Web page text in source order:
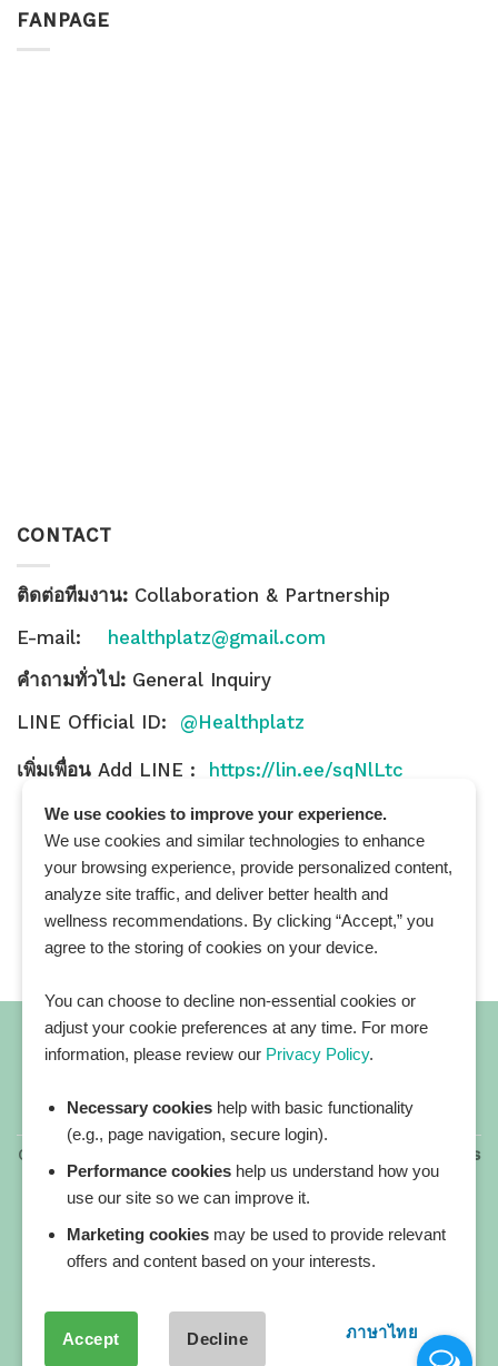
FANPAGE
CONTACT
ติดต่อทีมงาน: Collaboration & Partnership
E-mail: healthplatz@gmail.com
คำถามทั่วไป: General Inquiry
LINE Official ID: @Healthplatz
เพิ่มเพื่อน Add LINE : https://lin.ee/sqNlLtc
All blog posts
Copyright 2026 ©
All rights reserved. HEALTHPLATZ™ is
a registered trademark of Adbrandture Co., Ltd.
Our website services, content, and products are for
informational purposes only. Healthplatz does not
provide medical advice, diagnosis, or treatment.
We use cookies to improve your experience.
We use cookies and similar technologies to enhance
your browsing experience, provide personalized content,
analyze site traffic, and deliver better health and
wellness recommendations. By clicking “Accept,” you
agree to the storing of cookies on your device.
You can choose to decline non-essential cookies or
adjust your cookie preferences at any time. For more
information, please review our Privacy Policy.
Necessary cookies help with basic functionality
(e.g., page navigation, secure login).
Performance cookies help us understand how you
use our site so we can improve it.
Marketing cookies may be used to provide relevant
offers and content based on your interests.
Accept Decline ภาษาไทย